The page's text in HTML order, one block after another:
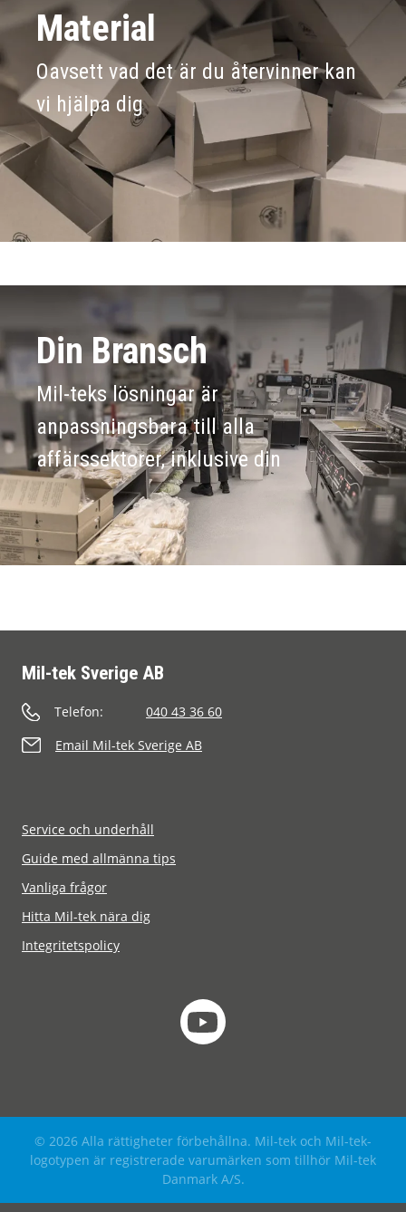
Material
Oavsett vad det är du återvinner kan
vi hjälpa dig
Din Bransch
Mil-teks lösningar är
anpassningsbara till alla
affärssektorer, inklusive din
Mil-tek Sverige AB
Telefon:
040 43 36 60
Email Mil-tek Sverige AB
Service och underhåll
Guide med allmänna tips
Vanliga frågor
Hitta Mil-tek nära dig
Integritetspolicy
© 2026 Alla rättigheter förbehållna. Mil-tek och Mil-tek-
logotypen är registrerade varumärken som tillhör Mil-tek
Danmark A/S.